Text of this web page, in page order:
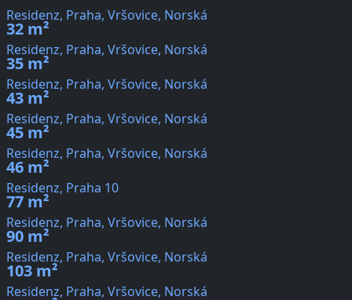
Residenz, Praha, Vršovice, Norská
32 m²
Residenz, Praha, Vršovice, Norská
35 m²
Residenz, Praha, Vršovice, Norská
43 m²
Residenz, Praha, Vršovice, Norská
45 m²
Residenz, Praha, Vršovice, Norská
46 m²
Residenz, Praha 10
77 m²
Residenz, Praha, Vršovice, Norská
90 m²
Residenz, Praha, Vršovice, Norská
103 m²
Residenz, Praha, Vršovice, Norská